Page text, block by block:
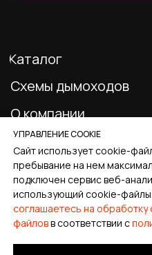
УПРАВЛЕНИЕ COOKIE
Сайт использует cookie-
пребывание на нем
подключен сервис веб-
использующий cookie-
соглашаетесь на обработку
файловв соответствии с